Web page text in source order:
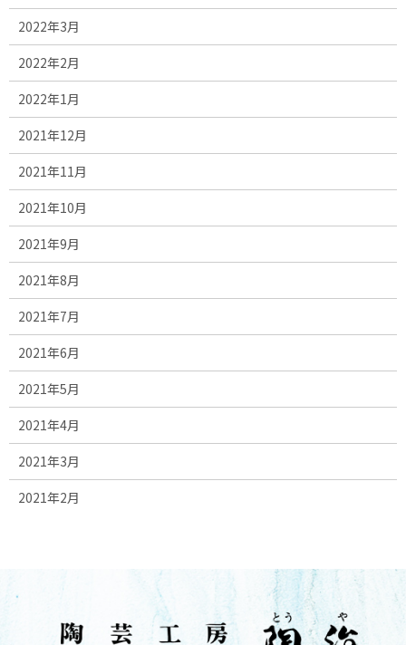
2022年3月
2022年2月
2022年1月
2021年12月
2021年11月
2021年10月
2021年9月
2021年8月
2021年7月
2021年6月
2021年5月
2021年4月
2021年3月
2021年2月